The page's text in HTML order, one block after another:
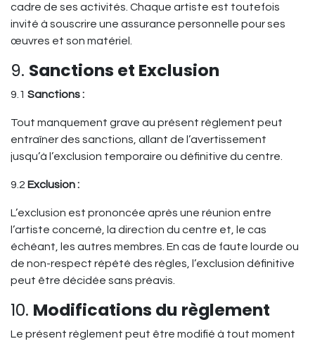
cadre de ses activités. Chaque artiste est toutefois
invité à souscrire une assurance personnelle pour ses
œuvres et son matériel.
9. Sanctions et Exclusion
9.1 Sanctions :
Tout manquement grave au présent règlement peut
entraîner des sanctions, allant de l’avertissement
jusqu’à l’exclusion temporaire ou définitive du centre.
9.2 Exclusion :
L’exclusion est prononcée après une réunion entre
l’artiste concerné, la direction du centre et, le cas
échéant, les autres membres. En cas de faute lourde ou
de non-respect répété des règles, l’exclusion définitive
peut être décidée sans préavis.
10. Modifications du règlement
Le présent règlement peut être modifié à tout moment